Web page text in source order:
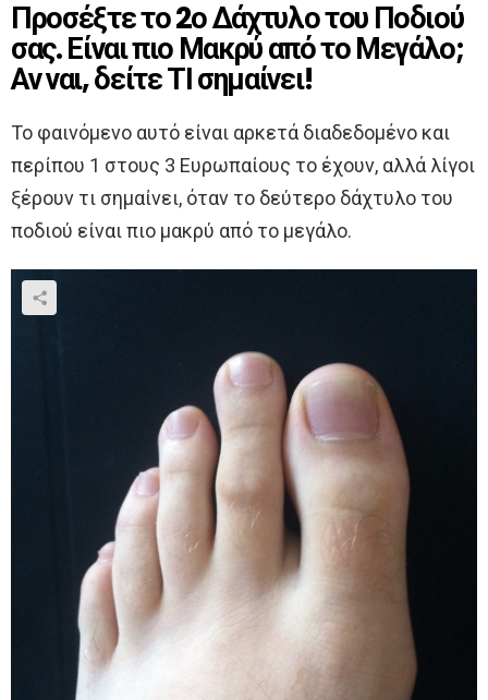
Προσέξτε το 2ο Δάχτυλο του Ποδιού
σας. Είναι πιο Μακρύ από το Μεγάλο;
Αν ναι, δείτε ΤΙ σημαίνει!
Το φαινόμενο αυτό είναι αρκετά διαδεδομένο και
περίπου 1 στους 3 Ευρωπαίους το έχουν, αλλά λίγοι
ξέρουν τι σημαίνει, όταν το δεύτερο δάχτυλο του
ποδιού είναι πιο μακρύ από το μεγάλο.